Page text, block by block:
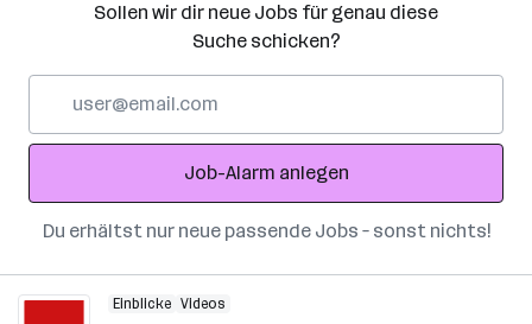
Sollen wir dir neue Jobs für genau diese
Suche schicken?
Adresse
Job-Alarm anlegen
Du erhältst nur neue passende Jobs – sonst nichts!
Einblicke Videos